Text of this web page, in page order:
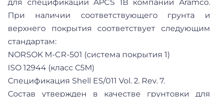
для спецификации APCS 1В компании Aramco.
При наличии соответствующего грунта и
верхнего покрытия соответствует следующим
стандартам:
NORSOK M-CR-501 (система покрытия 1)
ISO 12944 (класс С5М)
Спецификация Shell ES/011 Vol. 2. Rev. 7.
Состав утвержден в качестве грунтовки для